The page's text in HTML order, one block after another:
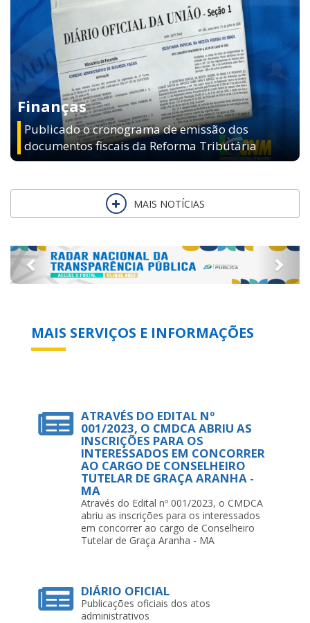
Finanças
Publicado o cronograma de emissão dos
documentos fiscais da Reforma Tributária
MAIS NOTÍCIAS
Previous Next
MAIS SERVIÇOS E INFORMAÇÕES
ATRAVÉS DO EDITAL Nº
001/2023, O CMDCA ABRIU AS
INSCRIÇÕES PARA OS
INTERESSADOS EM CONCORRER
AO CARGO DE CONSELHEIRO
TUTELAR DE GRAÇA ARANHA -
MA
Através do Edital nº 001/2023, o CMDCA
abriu as inscrições para os interessados
em concorrer ao cargo de Conselheiro
Tutelar de Graça Aranha - MA
DIÁRIO OFICIAL
Publicações oficiais dos atos
administrativos